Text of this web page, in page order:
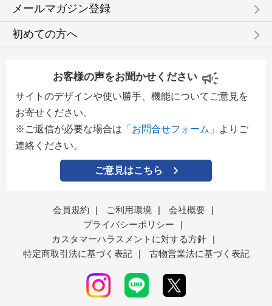
メールマガジン登録 keyboard_arrow_right
初めての方へ keyboard_arrow_right
お客様の声をお聞かせください
サイトのデザインや使い勝手、機能についてご意見を
お寄せください。
※ご返信が必要な場合は 「お問合せフォーム」
よりご
連絡ください。
ご意見はこちら
会員規約 | ご利用環境 | 会社概要
|
プライバシーポリシー
|
カスタマーハラスメントに対する方針
|
特定商取引法に基づく表記
| 古物営業法に基づく表記